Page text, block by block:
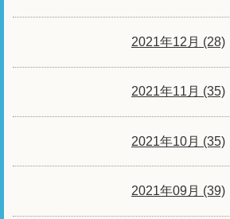
2021年12月 (28)
2021年11月 (35)
2021年10月 (35)
2021年09月 (39)